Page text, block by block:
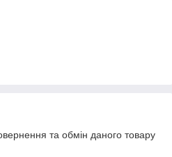
та обмін даного товару